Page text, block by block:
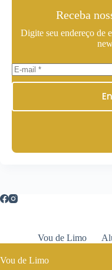
Receba
Digite seu endereço de
Vou de Limo
Vou de Limo